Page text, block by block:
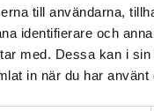
till användarna,
identifierare och
med. Dessa kan i
in när du har använt